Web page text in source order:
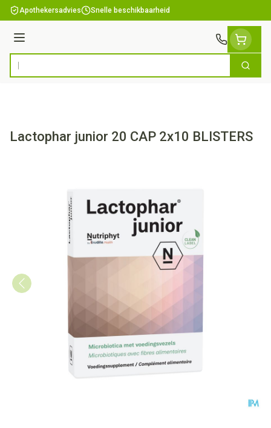
Ga naar de inhoud
Apothekersadvies Snelle beschikbaarheid
Menu
Product, merk, categorie... Zoek
Lactophar junior 20 CAP 2x10 BLISTERS